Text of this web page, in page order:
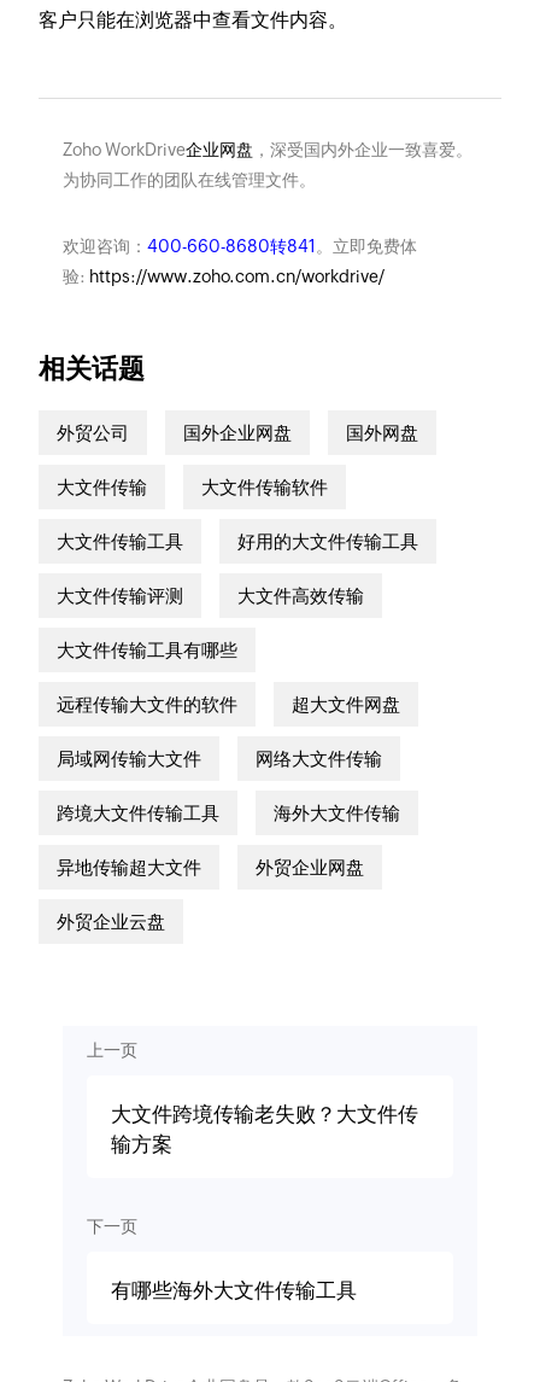
客户只能在浏览器中查看文件内容。
Zoho WorkDrive企业网盘 ，深受国内外企业一致喜爱。
为协同工作的团队在线管理文件。
欢迎咨询： 400-660-8680转841 。立即免费体
验: https://www.zoho.com.cn/workdrive/
相关话题
外贸公司 国外企业网盘 国外网盘
大文件传输 大文件传输软件
大文件传输工具 好用的大文件传输工具
大文件传输评测 大文件高效传输
大文件传输工具有哪些
远程传输大文件的软件 超大文件网盘
局域网传输大文件 网络大文件传输
跨境大文件传输工具 海外大文件传输
异地传输超大文件 外贸企业网盘
外贸企业云盘
上一页
大文件跨境传输老失败？大文件传
输方案
下一页
有哪些海外大文件传输工具